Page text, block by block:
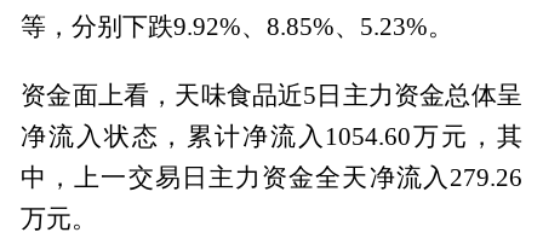
等，分别下跌9.92%、8.85%、5.23%。
资金面上看，天味食品近5日主力资金总体呈
净流入状态，累计净流入1054.60万元，其
中，上一交易日主力资金全天净流入279.26
万元。